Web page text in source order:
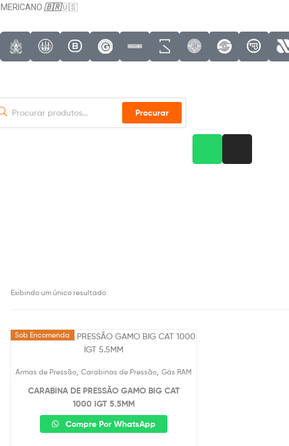
🇧🇷🇺🇸
Procurar
Exibindo um único resultado
Sob Encomenda
Armas de Pressão ,Carabinas de Pressão ,Gás RAM
CARABINA DE PRESSÃO GAMO BIG CAT
1000 IGT 5.5MM
Compre Por WhatsApp